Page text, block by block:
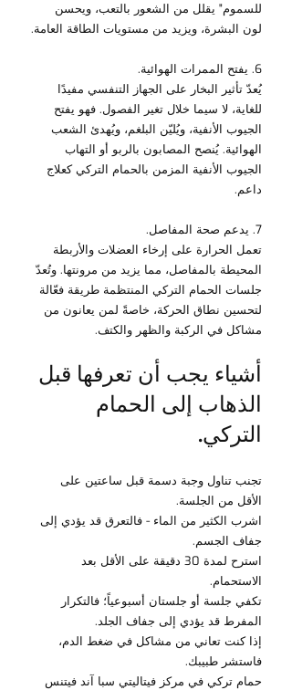
للسموم" يقلل من الشعور بالتعب، ويحسن
لون البشرة، ويزيد من مستويات الطاقة العامة.
6. يفتح الممرات الهوائية.
يُعدّ تأثير البخار على الجهاز التنفسي مفيدًا
للغاية، لا سيما خلال تغير الفصول. فهو يفتح
الجيوب الأنفية، ويُليّن البلغم، ويُهدئ الشعب
الهوائية. يُنصح المصابون بالربو أو التهاب
الجيوب الأنفية المزمن بالحمام التركي كعلاج
داعم.
7. يدعم صحة المفاصل.
تعمل الحرارة على إرخاء العضلات والأربطة
المحيطة بالمفاصل، مما يزيد من مرونتها. وتُعدّ
جلسات الحمام التركي المنتظمة طريقة فعّالة
لتحسين نطاق الحركة، خاصةً لمن يعانون من
مشاكل في الركبة والظهر والكتف.
أشياء يجب أن تعرفها قبل
الذهاب إلى الحمام
التركي.
تجنب تناول وجبة دسمة قبل ساعتين على
الأقل من الجلسة.
اشرب الكثير من الماء - فالتعرق قد يؤدي إلى
جفاف الجسم.
استرح لمدة 30 دقيقة على الأقل بعد
الاستحمام.
تكفي جلسة أو جلستان أسبوعياً؛ فالتكرار
المفرط قد يؤدي إلى جفاف الجلد.
إذا كنت تعاني من مشاكل في ضغط الدم،
فاستشر طبيبك.
حمام تركي في مركز فيتاليتي سبا آند فيتنس